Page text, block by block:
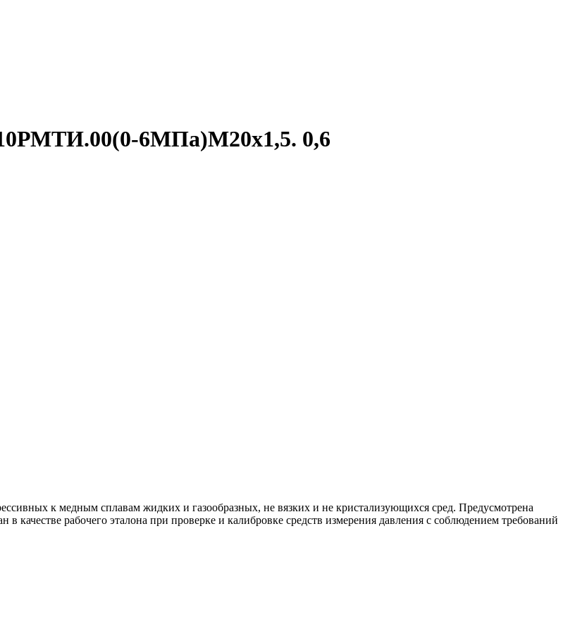
6МПа)М20х1,5. 0,6
к медным сплавам жидких и газообразных, не вязких и не кристализующихся сред. Предусмотрена
качестве рабочего эталона при проверке и калибровке средств измерения давления с соблюдением требований